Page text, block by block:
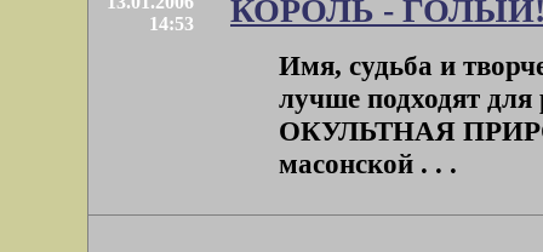
14:53
КОРОЛЬ -
Имя, судьба и
лучше подходят для
ОКУЛЬТНАЯ
масонской . . .